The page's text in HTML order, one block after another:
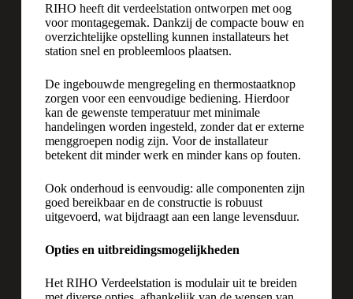
RIHO heeft dit verdeelstation ontworpen met oog
voor montagegemak. Dankzij de compacte bouw en
overzichtelijke opstelling kunnen installateurs het
station snel en probleemloos plaatsen.
De ingebouwde mengregeling en thermostaatknop
zorgen voor een eenvoudige bediening. Hierdoor
kan de gewenste temperatuur met minimale
handelingen worden ingesteld, zonder dat er externe
menggroepen nodig zijn. Voor de installateur
betekent dit minder werk en minder kans op fouten.
Ook onderhoud is eenvoudig: alle componenten zijn
goed bereikbaar en de constructie is robuust
uitgevoerd, wat bijdraagt aan een lange levensduur.
Opties en uitbreidingsmogelijkheden
Het RIHO Verdeelstation is modulair uit te breiden